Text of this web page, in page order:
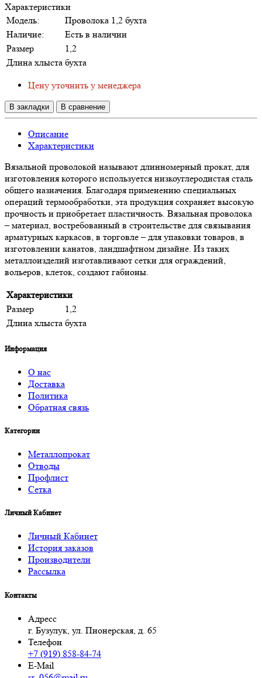
Характеристики
Модель:
Проволока 1,2 бухта
Наличие:
Есть в наличии
Размер
1,2
Длина хлыста бухта
Цену уточнить у менеджера
В закладки В сравнение
Описание
Характеристики
Вязальной проволокой называют длинномерный прокат, для
изготовления которого используется низкоуглеродистая сталь
общего назначения. Благодаря применению специальных
операций термообработки, эта продукция сохраняет высокую
прочность и приобретает пластичность. Вязальная проволока
– материал, востребованный в строительстве для связывания
арматурных каркасов, в торговле – для упаковки товаров, в
изготовлении канатов, ландшафтном дизайне. Из таких
металлоизделий изготавливают сетки для ограждений,
вольеров, клеток, создают габионы.
Характеристики
Размер
1,2
Длина хлыста бухта
Информация
О нас
Доставка
Политика
Обратная связь
Категории
Металлопрокат
Отводы
Профлист
Сетка
Личный Кабинет
Личный Кабинет
История заказов
Производители
Рассылка
Контакты
Адресс
г. Бузулук, ул. Пионерская, д. 65
Телефон
+7 (919) 858-84-74
E-Mail